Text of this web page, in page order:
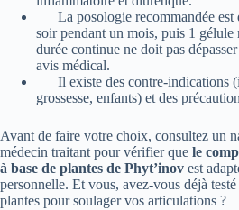
La posologie recommandée est
soir pendant un mois, puis 1 gélule
durée continue ne doit pas
avis médical.
Il existe des contre-indications
grossesse, enfants) et des
Avant de faire votre choix, consultez un
médecin traitant pour vérifier que le
à base de plantes de Phyt’inov est
personnelle. Et vous, avez-vous déjà
plantes pour soulager vos articulations ?